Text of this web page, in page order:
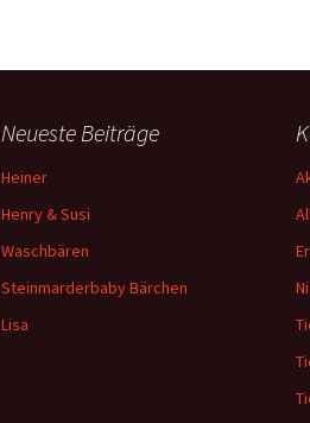
Neueste Beiträge
Heiner
Henry & Susi
Waschbären
Steinmarderbaby Bärchen
Lisa